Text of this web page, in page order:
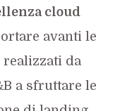
cloud
avanti le
da
a sfruttare le